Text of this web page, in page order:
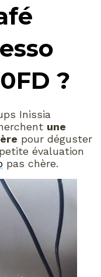
?
Inissia
une
pour déguster
évaluation
pas chère.